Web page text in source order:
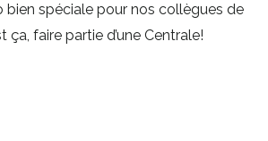
bien spéciale pour nos collègues de
ça, faire partie d’une Centrale!